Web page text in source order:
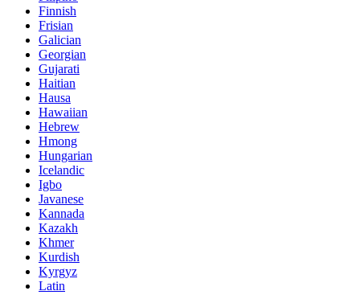
Finnish
Frisian
Galician
Georgian
Gujarati
Haitian
Hausa
Hawaiian
Hebrew
Hmong
Hungarian
Icelandic
Igbo
Javanese
Kannada
Kazakh
Khmer
Kurdish
Kyrgyz
Latin